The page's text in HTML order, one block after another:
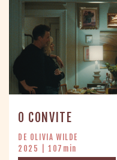
O CONVITE
DE OLIVIA WILDE
2025 | 107min